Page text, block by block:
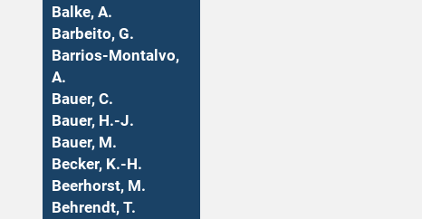
Balke, A.
Barbeito, G.
Barrios-Montalvo,
A.
Bauer, C.
Bauer, H.-J.
Bauer, M.
Becker, K.-H.
Beerhorst, M.
Behrendt, T.